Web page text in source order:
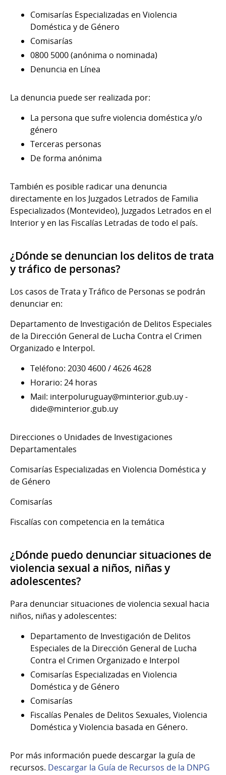
Comisarías Especializadas en Violencia
Doméstica y de Género
Comisarías
0800 5000 (anónima o nominada)
Denuncia en Línea
La denuncia puede ser realizada por:
La persona que sufre violencia doméstica y/o
género
Terceras personas
De forma anónima
También es posible radicar una denuncia
directamente en los Juzgados Letrados de Familia
Especializados (Montevideo), Juzgados Letrados en el
Interior y en las Fiscalías Letradas de todo el país.
¿Dónde se denuncian los delitos de trata
y tráfico de personas?
Los casos de Trata y Tráfico de Personas se podrán
denunciar en:
Departamento de Investigación de Delitos Especiales
de la Dirección General de Lucha Contra el Crimen
Organizado e Interpol.
Teléfono: 2030 4600 / 4626 4628
Horario: 24 horas
Mail: interpoluruguay@minterior.gub.uy -
dide@minterior.gub.uy
Direcciones o Unidades de Investigaciones
Departamentales
Comisarías Especializadas en Violencia Doméstica y
de Género
Comisarías
Fiscalías con competencia en la temática
¿Dónde puedo denunciar situaciones de
violencia sexual a niños, niñas y
adolescentes?
Para denunciar situaciones de violencia sexual hacia
niños, niñas y adolescentes:
Departamento de Investigación de Delitos
Especiales de la Dirección General de Lucha
Contra el Crimen Organizado e Interpol
Comisarías Especializadas en Violencia
Doméstica y de Género
Comisarías
Fiscalías Penales de Delitos Sexuales, Violencia
Doméstica y Violencia basada en Género.
Por más información puede descargar la guía de
recursos. Descargar la Guía de Recursos de la DNPG